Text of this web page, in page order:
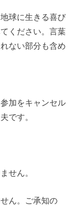
球に生きる喜び
ください。言葉
ない部分も含め
加をキャンセル
です。
せん。
ん。ご承知の